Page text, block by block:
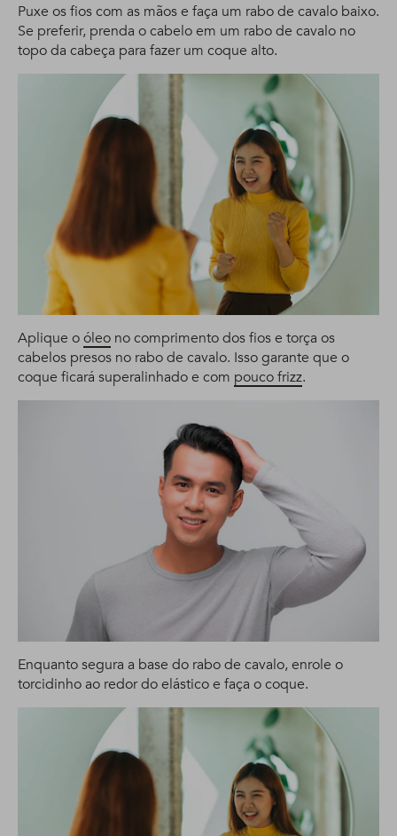
Puxe os fios com as mãos e faça um rabo de cavalo baixo.
Se preferir, prenda o cabelo em um rabo de cavalo no
topo da cabeça para fazer um coque alto.
Aplique oóleo no comprimento dos fios e torça os
cabelos presos no rabo de cavalo. Isso garante que o
coque ficará superalinhado e com pouco frizz.
Enquanto segura a base do rabo de cavalo, enrole o
torcidinho ao redor do elástico e faça o coque.